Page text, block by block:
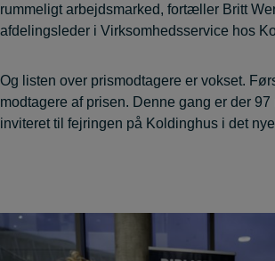
rummeligt arbejdsmarked, fortæller Britt
afdelingsleder i Virksomhedsservice hos
Og listen over prismodtagere er vokset.
modtagere af prisen. Denne gang er der
inviteret til fejringen på Koldinghus i det